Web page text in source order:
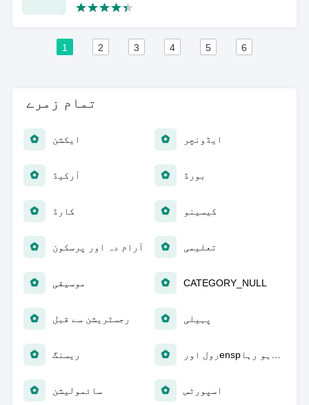
1 2 3 4 5 6
تمام زمرے
ایکشن ایڈونچر
آرکیڈ بورڈ
کارڈ کیسینو
آرام دہ اور پرسکون تعلیمی
موسیقی CATEGORY_NULL
رجسٹریشن سے قبل پہیلی
ریسنگ
سائمولیشن اسپورٹس